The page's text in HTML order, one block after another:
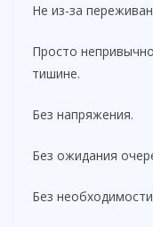
Не из-за
Просто
тишине.
Без напряжения.
Без ожидания
Без